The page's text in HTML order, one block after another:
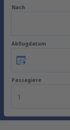
Nach
Abflugdatum
Passagiere
1